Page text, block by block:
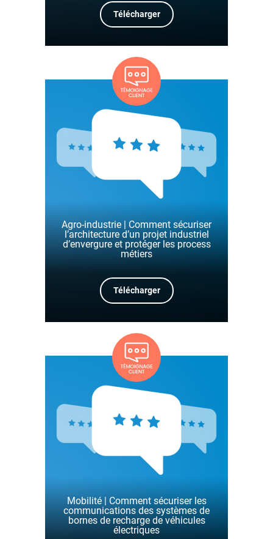
Télécharger
Agro-industrie | Comment sécuriser
l’architecture d’un projet industriel
d’envergure et protéger les process
métiers
Télécharger
Mobilité | Comment sécuriser les
communications des systèmes de
bornes de recharge de véhicules
électriques